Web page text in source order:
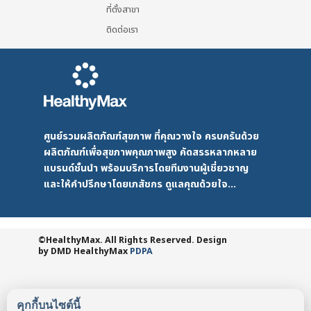
คุกกี้บนไซต์นี้
ที่ตั้งสาขา
ติดต่อเรา
ศูนย์รวมผลิตภัณฑ์สุขภาพ ที่คุณวางใจ ครบครันด้วย
ผลิตภัณฑ์เพื่อสุขภาพคุณภาพสูง คัดสรรหลากหลาย
แบรนด์ชั้นนำ พร้อมบริการโดยทีมงานผู้เชี่ยวชาญ
และให้คำปรึกษาโดยเภสัชกร ดูแลคุณด้วยใจ...
©HealthyMax. All Rights Reserved. Design
by DMD HealthyMax PDPA